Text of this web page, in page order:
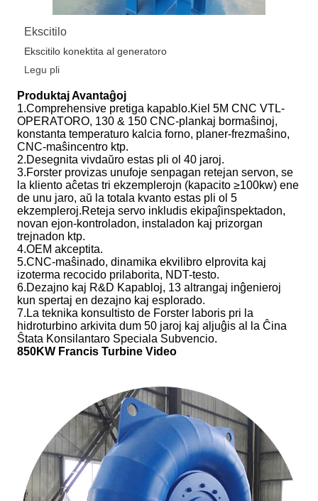
Ekscitilo
Ekscitilo konektita al generatoro
Legu pli
Produktaj Avantaĝoj
1.Comprehensive pretiga kapablo.Kiel 5M CNC VTL-
OPERATORO, 130 & 150 CNC-plankaj bormaŝinoj,
konstanta temperaturo kalcia forno, planer-frezmaŝino,
CNC-maŝincentro ktp.
2.Desegnita vivdaŭro estas pli ol 40 jaroj.
3.Forster provizas unufoje senpagan retejan servon, se
la kliento aĉetas tri ekzemplerojn (kapacito ≥100kw) ene
de unu jaro, aŭ la totala kvanto estas pli ol 5
ekzempleroj.Reteja servo inkludis ekipaĵinspektadon,
novan ejon-kontroladon, instaladon kaj prizorgan
trejnadon ktp.
4.OEM akceptita.
5.CNC-maŝinado, dinamika ekvilibro elprovita kaj
izoterma recocido prilaborita, NDT-testo.
6.Dezajno kaj R&D Kapabloj, 13 altrangaj inĝenieroj
kun spertaj en dezajno kaj esplorado.
7.La teknika konsultisto de Forster laboris pri la
hidroturbino arkivita dum 50 jaroj kaj aljuĝis al la Ĉina
Ŝtata Konsilantaro Speciala Subvencio.
850KW Francis Turbine Video